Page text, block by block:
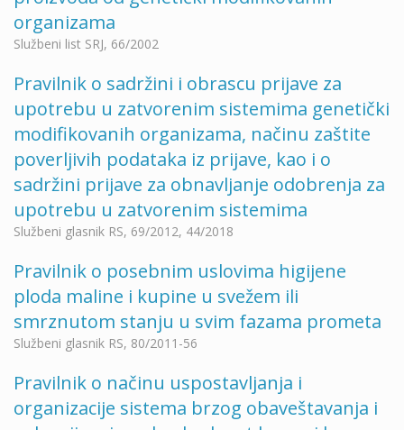
organizama
Službeni list SRJ, 66/2002
Pravilnik o sadržini i obrascu prijave za
upotrebu u zatvorenim sistemima genetički
modifikovanih organizama, načinu zaštite
poverlјivih podataka iz prijave, kao i o
sadržini prijave za obnavlјanje odobrenja za
upotrebu u zatvorenim sistemima
Službeni glasnik RS, 69/2012, 44/2018
Pravilnik o posebnim uslovima higijene
ploda maline i kupine u svežem ili
smrznutom stanju u svim fazama prometa
Službeni glasnik RS, 80/2011-56
Pravilnik o načinu uspostavljanja i
organizacije sistema brzog obaveštavanja i